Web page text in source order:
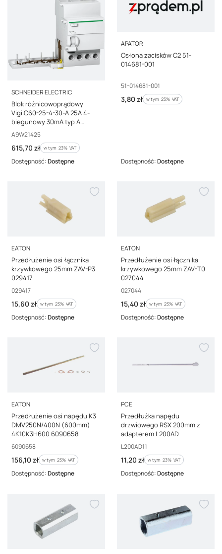
PRODUCENT
SCHNEIDER ELECTRIC
Blok różnicowoprądowy
VigiiC60-25-4-30-A 25A 4-
biegunowy 30mA typ A
A9W21425
Kod producenta
A9W21425
Cena brutto
615,70 zł w tym %s VAT
w tym 23% VAT
Dostępność:Dostępne
PRODUCENT
APATOR
Osłona zacisków C2 51-
014681-001
Kod producenta
51-014681-001
Cena brutto
3,80 zł w tym %s VAT
w tym 23% VAT
Dostępność:Dostępne
PRODUCENT
EATON
Przedłużenie osi łącznika
krzywkowego 25mm ZAV-P3
029417
Kod producenta
029417
Cena brutto
15,60 zł w tym %s VAT
w tym 23% VAT
Dostępność:Dostępne
PRODUCENT
EATON
Przedłużenie osi łącznika
krzywkowego 25mm ZAV-T0
027044
Kod producenta
027044
Cena brutto
15,40 zł w tym %s VAT
w tym 23% VAT
Dostępność:Dostępne
PRODUCENT
EATON
Przedłużenie osi napędu K3
DMV250N/400N (600mm)
4K10K3H600 6090658
Kod producenta
6090658
Cena brutto
156,10 zł w tym %s VAT
w tym 23% VAT
Dostępność:Dostępne
PRODUCENT
PCE
Przedłużka napędu
drzwiowego RSX 200mm z
adapterem L200AD
Kod producenta
L200AD11
Cena brutto
11,20 zł w tym %s VAT
w tym 23% VAT
Dostępność:Dostępne